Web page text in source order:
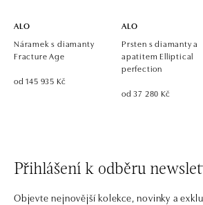
ALO
Náramek s diamanty
Fracture Age
od 145 935 Kč
ALO
Prsten s diamanty a
apatitem Elliptical
perfection
od 37 280 Kč
Přihlášení k odběru
Objevte nejnovější kolekce, novinky a